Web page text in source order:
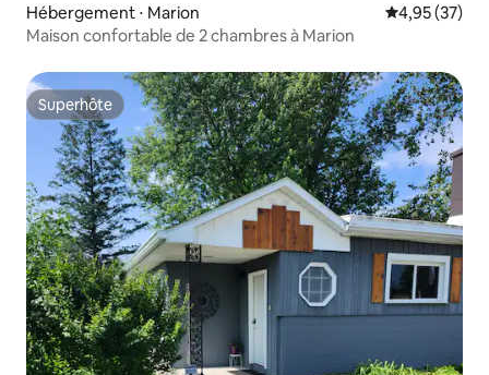
Hébergement ⋅ Marion Évaluation
4,95 (37)
Maison confortable de 2 chambres à Marion
Superhôte
Superhôte